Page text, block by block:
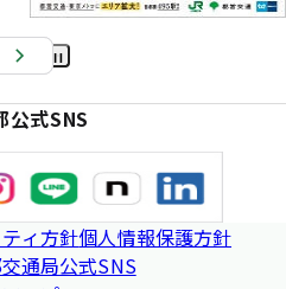
Pa
e
公式SNS
ィ方針個人情報保護方針
通局公式SNS